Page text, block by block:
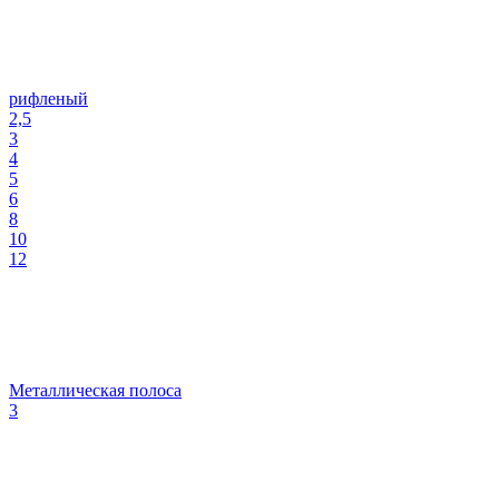
рифленый
2,5
3
4
5
6
8
10
12
Металлическая полоса
3